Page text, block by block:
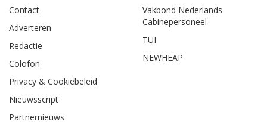
Contact
Adverteren
Redactie
Colofon
Privacy & Cookiebeleid
Nieuwsscript
Partnernieuws
Vakbond Nederlands
Cabinepersoneel
TUI
NEWHEAP